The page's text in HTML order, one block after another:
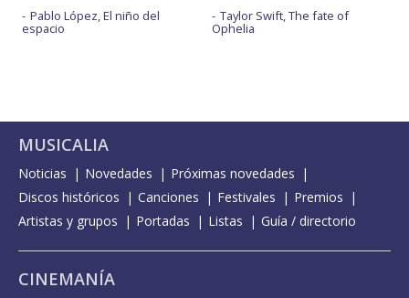
Pablo López, El niño del
espacio
Taylor Swift, The fate of
Ophelia
MUSICALIA
Noticias Novedades
Próximas novedades
Discos históricos
Canciones Festivales
Premios
Artistas y grupos
Portadas Listas Guía / directorio
CINEMANÍA